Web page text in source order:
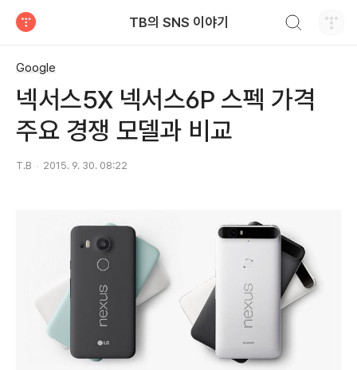
TB의 SNS 이야기
Google
넥서스5X 넥서스6P 스펙 가격
주요 경쟁 모델과 비교
T.B 2015. 9. 30. 08:22